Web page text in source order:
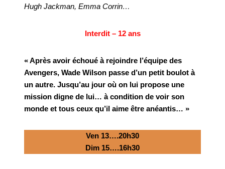
Hugh Jackman, Emma Corrin…
Interdit – 12 ans
« Après avoir échoué à rejoindre l’équipe des
Avengers, Wade Wilson passe d’un petit boulot à
un autre. Jusqu’au jour où on lui propose une
mission digne de lui… à condition de voir son
monde et tous ceux qu’il aime être anéantis… »
Ven 13….20h30
Dim 15….16h30